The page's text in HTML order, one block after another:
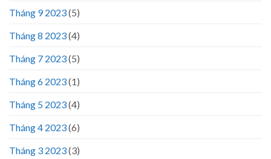
Tháng 9 2023(5)
Tháng 8 2023(4)
Tháng 7 2023(5)
Tháng 6 2023(1)
Tháng 5 2023(4)
Tháng 4 2023(6)
Tháng 3 2023(3)